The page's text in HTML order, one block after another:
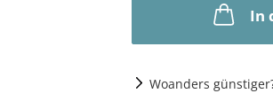
In
Woanders